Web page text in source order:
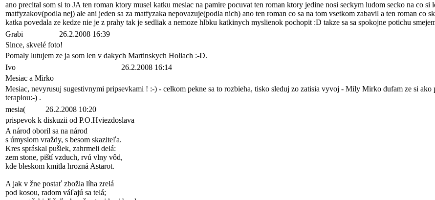
ano precital som si to JA ten roman ktory musel katku mesiac na pamire pocuvat ten roman ktory jedine nosi seckym ludom secko na co
matfyzakov(podla nej) ale ani jeden sa za matfyzaka nepovazuje(podla nich) ano ten roman co sa na tom vsetkom zabavil a ten roman
katka povedala ze kedze nie je z prahy tak je sedliak a nemoze hlbku katkinych myslienok pochopit :D takze sa sa spokojne potichu
Grabi
26.2.2008 16:39
Slnce, skvelé foto!
Pomaly lutujem ze ja som len v dakych Martinskych Holiach :-D.
Ivo
26.2.2008 16:14
Mesiac a Mirko
Mesiac, nevyrusuj sugestivnymi pripsevkami ! :-) - celkom pekne sa to rozbieha, tisko sleduj zo zatisia vyvoj - Mily Mirko dufam ze si
terapiou:-) .
mesia(
26.2.2008 10:20
prispevok k diskuzii od P.O.Hviezdoslava
A národ oboril sa na národ
s úmyslom vraždy, s besom skaziteľa.
Kres spráskal pušiek, zahrmeli delá:
zem stone, piští vzduch, rvú vlny vôd,
kde bleskom kmitla hrozná Astarot.
A jak v žne postať zbožia líha zrelá
pod kosou, radom váľajú sa telá;